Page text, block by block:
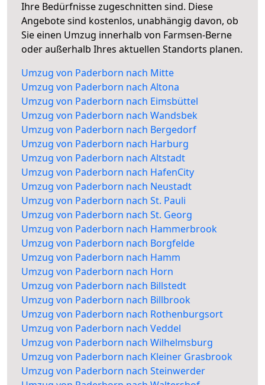
Ihre Bedürfnisse zugeschnitten sind. Diese
Angebote sind kostenlos, unabhängig davon, ob
Sie einen Umzug innerhalb von Farmsen-Berne
oder außerhalb Ihres aktuellen Standorts planen.
Umzug von Paderborn nach Mitte
Umzug von Paderborn nach Altona
Umzug von Paderborn nach Eimsbüttel
Umzug von Paderborn nach Wandsbek
Umzug von Paderborn nach Bergedorf
Umzug von Paderborn nach Harburg
Umzug von Paderborn nach Altstadt
Umzug von Paderborn nach HafenCity
Umzug von Paderborn nach Neustadt
Umzug von Paderborn nach St. Pauli
Umzug von Paderborn nach St. Georg
Umzug von Paderborn nach Hammerbrook
Umzug von Paderborn nach Borgfelde
Umzug von Paderborn nach Hamm
Umzug von Paderborn nach Horn
Umzug von Paderborn nach Billstedt
Umzug von Paderborn nach Billbrook
Umzug von Paderborn nach Rothenburgsort
Umzug von Paderborn nach Veddel
Umzug von Paderborn nach Wilhelmsburg
Umzug von Paderborn nach Kleiner Grasbrook
Umzug von Paderborn nach Steinwerder